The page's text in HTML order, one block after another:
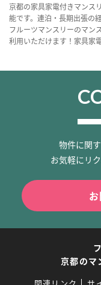
京都の家具家電付きマンス
能です。連泊・長期出張の
フルーツマンスリーのマン
利用いただけます！家具家
物件に関
お気軽にリ
京都のマ
関連リンク サ